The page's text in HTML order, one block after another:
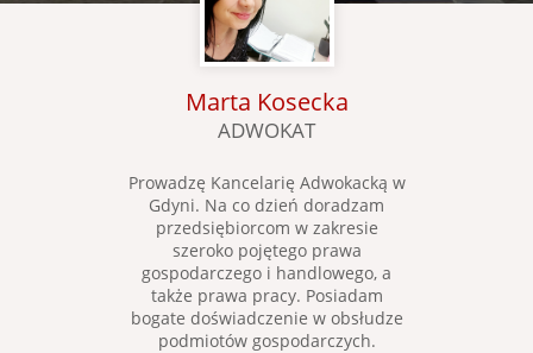
Marta Kosecka
ADWOKAT
Prowadzę Kancelarię Adwokacką w
Gdyni. Na co dzień doradzam
przedsiębiorcom w zakresie
szeroko pojętego prawa
gospodarczego i handlowego, a
także prawa pracy. Posiadam
bogate doświadczenie w obsłudze
podmiotów gospodarczych.